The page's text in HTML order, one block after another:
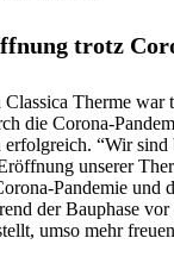
trotz
Therme war
die Corona-
“Wir sind
unserer
Pandemie und
der Bauphase vor
umso mehr